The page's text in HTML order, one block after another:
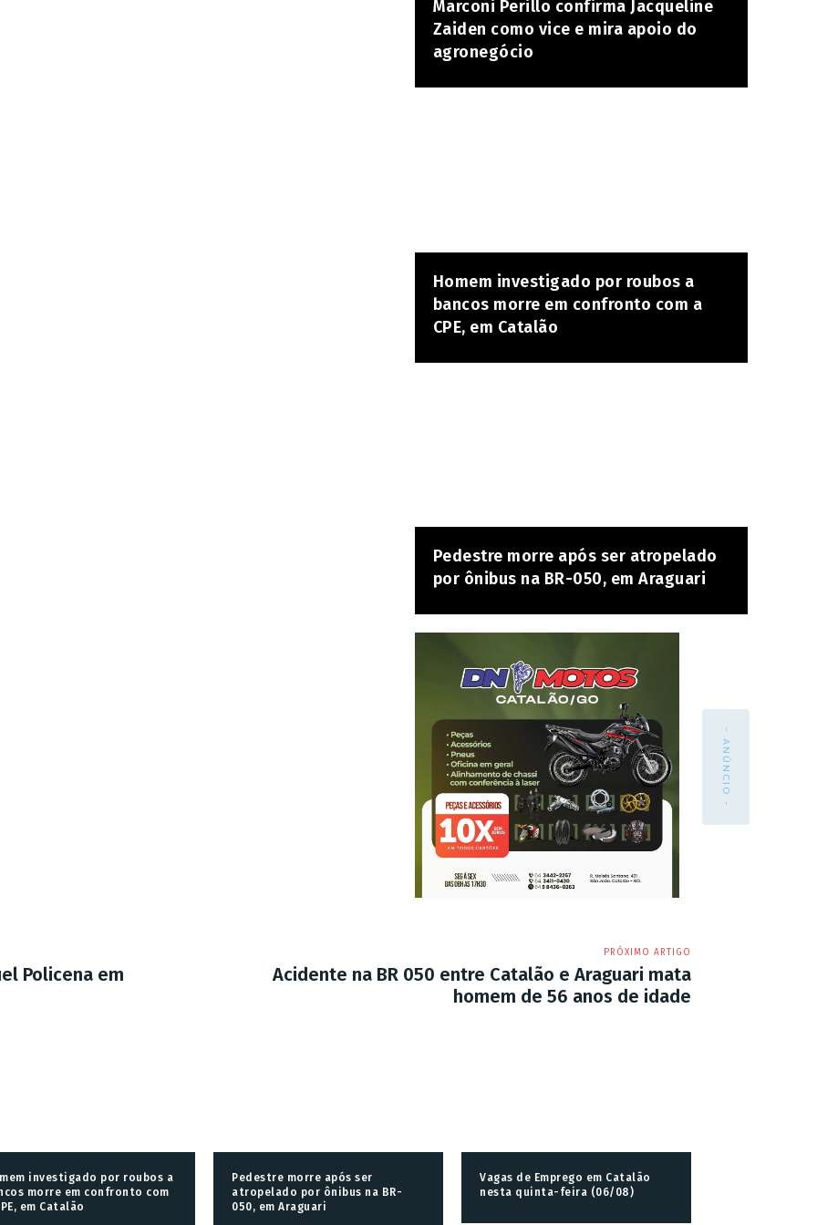
Marconi Perillo confirma Jacqueline
Zaiden como vice e mira apoio do
agronegócio
Homem investigado por roubos a
bancos morre em confronto com a
CPE, em Catalão
Pedestre morre após ser atropelado
por ônibus na BR-050, em Araguari
- ANÚNCIO -
Policena em
PRÓXIMO ARTIGO
Acidente na BR 050 entre Catalão e Araguari mata
homem de 56 anos de idade
investigado por roubos a
morre em confronto com
em Catalão
Pedestre morre após ser
atropelado por ônibus na BR-
050, em Araguari
Vagas de Emprego em Catalão
nesta quinta-feira (06/08)